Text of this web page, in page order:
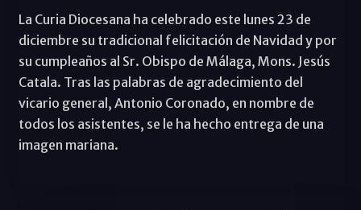
La Curia Diocesana ha celebrado este lunes 23 de
diciembre su tradicional felicitación de Navidad y por
su cumpleaños al Sr. Obispo de Málaga, Mons. Jesús
Catala. Tras las palabras de agradecimiento del
vicario general, Antonio Coronado, en nombre de
todos los asistentes, se le ha hecho entrega de una
imagen mariana.